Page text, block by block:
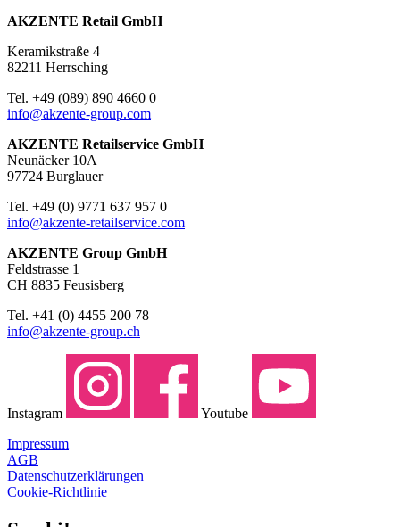
AKZENTE Retail GmbH
Keramikstraße 4
82211 Herrsching
Tel. +49 (089) 890 4660 0
info@akzente-group.com
AKZENTE Retailservice GmbH
Neunäcker 10A
97724 Burglauer
Tel. +49 (0) 9771 637 957 0
info@akzente-retailservice.com
AKZENTE Group GmbH
Feldstrasse 1
CH 8835 Feusisberg
Tel. +41 (0) 4455 200 78
info@akzente-group.ch
Instagram
Youtube
Impressum
AGB
Datenschutzerklärungen
Cookie-Richtlinie